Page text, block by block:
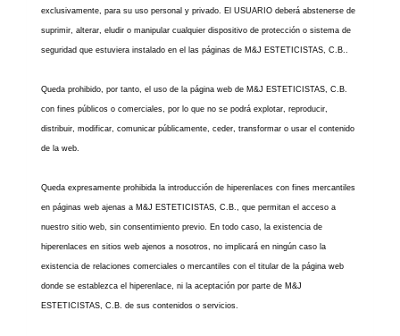
exclusivamente, para su uso personal y privado. El USUARIO deberá abstenerse de
suprimir, alterar, eludir o manipular cualquier dispositivo de protección o sistema de
seguridad que estuviera instalado en el las páginas de M&J ESTETICISTAS, C.B..
Queda prohibido, por tanto, el uso de la página web de M&J ESTETICISTAS, C.B.
con fines públicos o comerciales, por lo que no se podrá explotar, reproducir,
distribuir, modificar, comunicar públicamente, ceder, transformar o usar el contenido
de la web.
Queda expresamente prohibida la introducción de hiperenlaces con fines mercantiles
en páginas web ajenas a M&J ESTETICISTAS, C.B., que permitan el acceso a
nuestro sitio web, sin consentimiento previo. En todo caso, la existencia de
hiperenlaces en sitios web ajenos a nosotros, no implicará en ningún caso la
existencia de relaciones comerciales o mercantiles con el titular de la página web
donde se establezca el hiperenlace, ni la aceptación por parte de M&J
ESTETICISTAS, C.B. de sus contenidos o servicios.